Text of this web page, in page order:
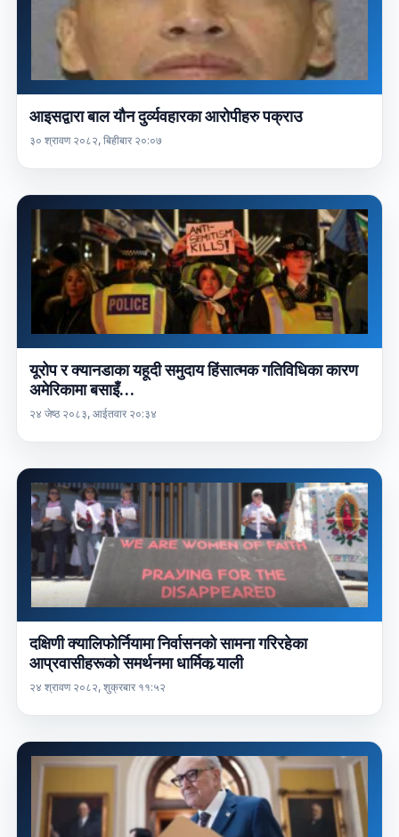
आइसद्वारा बाल यौन दुर्व्यवहारका आरोपीहरु पक्राउ
३० श्रावण २०८२, बिहीबार २०:०७
यूरोप र क्यानडाका यहूदी समुदाय हिंसात्मक गतिविधिका कारण
अमेरिकामा बसाइँ…
२४ जेष्ठ २०८३, आईतवार २०:३४
दक्षिणी क्यालिफोर्नियामा निर्वासनको सामना गरिरहेका
आप्रवासीहरूको समर्थनमा धार्मिक र्‍याली
२४ श्रावण २०८२, शुक्रबार ११:५२